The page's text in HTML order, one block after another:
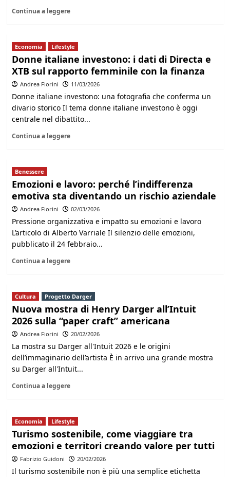
Continua a leggere
Economia Lifestyle
Donne italiane investono: i dati di Directa e
XTB sul rapporto femminile con la finanza
Andrea Fiorini 11/03/2026
Donne italiane investono: una fotografia che conferma un
divario storico Il tema donne italiane investono è oggi
centrale nel dibattito...
Continua a leggere
Benessere
Emozioni e lavoro: perché l’indifferenza
emotiva sta diventando un rischio aziendale
Andrea Fiorini 02/03/2026
Pressione organizzativa e impatto su emozioni e lavoro
L’articolo di Alberto Varriale Il silenzio delle emozioni,
pubblicato il 24 febbraio...
Continua a leggere
Cultura Progetto Darger
Nuova mostra di Henry Darger all’Intuit
2026 sulla “paper craft” americana
Andrea Fiorini 20/02/2026
La mostra su Darger all'Intuit 2026 e le origini
dell’immaginario dell’artista È in arrivo una grande mostra
su Darger all'Intuit...
Continua a leggere
Economia Lifestyle
Turismo sostenibile, come viaggiare tra
emozioni e territori creando valore per tutti
Fabrizio Guidoni 20/02/2026
Il turismo sostenibile non è più una semplice etichetta